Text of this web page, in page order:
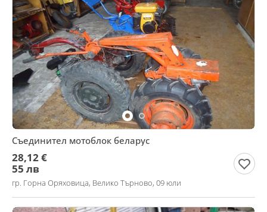
Съединител мотоблок беларус
28,12 €
55 лв
гр. Горна Оряховица, Велико Търново, 09 юли